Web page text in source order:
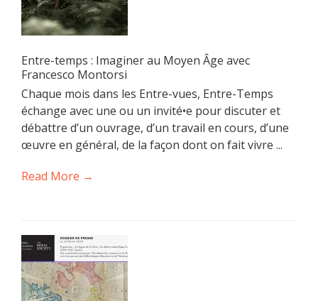
Entre-temps : Imaginer au Moyen Âge avec
Francesco Montorsi
Chaque mois dans les Entre-vues, Entre-Temps
échange avec une ou un invité•e pour discuter et
débattre d’un ouvrage, d’un travail en cours, d’une
œuvre en général, de la façon dont on fait vivre ...
Read More →